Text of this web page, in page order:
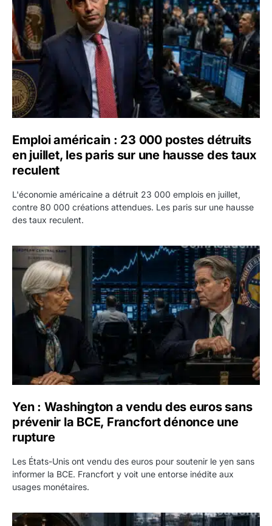
Emploi américain : 23 000 postes détruits
en juillet, les paris sur une hausse des taux
reculent
L'économie américaine a détruit 23 000 emplois en juillet,
contre 80 000 créations attendues. Les paris sur une hausse
des taux reculent.
Yen : Washington a vendu des euros sans prévenir la
Yen : Washington a vendu des euros sans
prévenir la BCE, Francfort dénonce une
rupture
Les États-Unis ont vendu des euros pour soutenir le yen sans
informer la BCE. Francfort y voit une entorse inédite aux
usages monétaires.
Jane Street négocie le transfert de 11 milliards de